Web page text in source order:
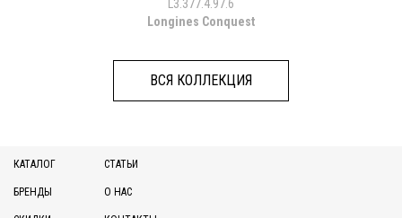
L3.377.4.97.6
Longines Conquest
ВСЯ КОЛЛЕКЦИЯ
КАТАЛОГ
БРЕНДЫ
СТАТЬИ
О НАС